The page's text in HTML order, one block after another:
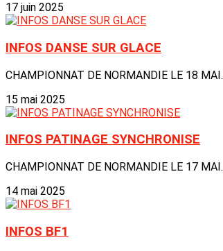
17 juin 2025
INFOS DANSE SUR GLACE
CHAMPIONNAT DE NORMANDIE LE 18
15 mai 2025
INFOS PATINAGE SYNCHRONISE
CHAMPIONNAT DE NORMANDIE LE 17
14 mai 2025
INFOS BF1